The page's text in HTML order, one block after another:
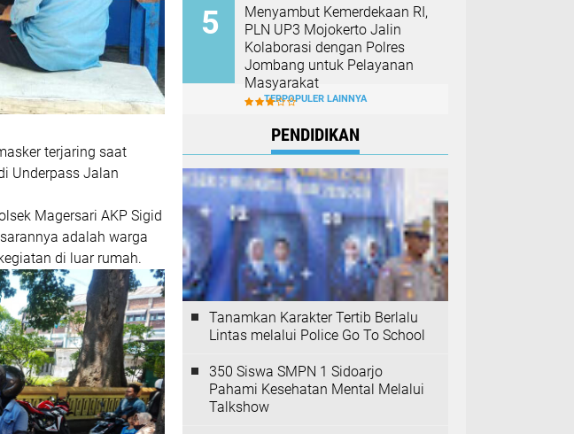
terjaring saat
Underpass Jalan
Magersari AKP Sigid
adalah warga
di luar rumah.
Menyambut Kemerdekaan RI,
PLN UP3 Mojokerto Jalin
Kolaborasi dengan Polres
Jombang untuk Pelayanan
Masyarakat
TERPOPULER LAINNYA
PENDIDIKAN
Tanamkan Karakter Tertib Berlalu
Lintas melalui Police Go To School
350 Siswa SMPN 1 Sidoarjo
Pahami Kesehatan Mental Melalui
Talkshow